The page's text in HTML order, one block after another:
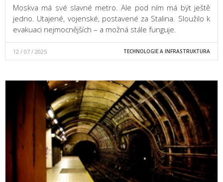
Moskva má své slavné metro. Ale pod ním má být ještě
jedno. Utajené, vojenské, postavené za Stalina. Sloužilo k
evakuaci nejmocnějších – a možná stále funguje.
12 / 07 / 2025 TECHNOLOGIE A INFRASTRUKTURA